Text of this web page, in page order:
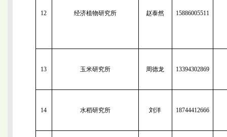
12 经济植物研究所 赵泰然 15886005511
13 玉米研究所 周德龙 13394302869
14 水稻研究所 刘洋 18744412666